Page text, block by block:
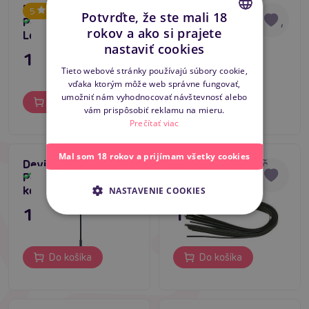
5
Devil Sticks Crop
Polished Grain
Leather black
Skladom
11,80 €
Do košíka
Devil Sticks Crop
Polished Leather red,
kožený bič
Skladom
11,80 €
Do košíka
Devil Sticks Crop
Polished Leather,
kožený bič
11,80 €
Do košíka
Leather Whip - bič
15,80 €
Do košíka
CZECH
ENGLISH
Potvrďte, že ste mali 18
rokov a ako si prajete
nastaviť cookies
Tieto webové stránky používajú súbory cookie,
vďaka ktorým môže web správne fungovať,
umožniť nám vyhodnocovať návštevnosť alebo
vám prispôsobiť reklamu na mieru.
Prečítať viac
Mal som 18 rokov a prijímam všetky cookies
NASTAVENIE COOKIES